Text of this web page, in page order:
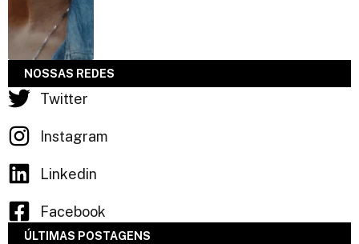
NOSSAS REDES
Twitter
Instagram
Linkedin
Facebook
ÚLTIMAS POSTAGENS